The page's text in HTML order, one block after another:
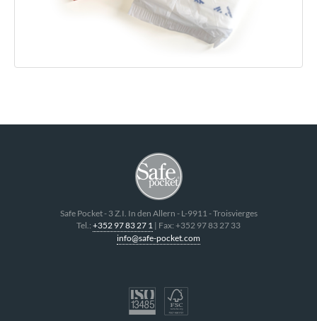
Safe Pocket- 3 Z.I. In den Allern - L-9911-Troisvierges
Tel.: +352 97 83 27 1 | Fax: +352 97 83 27 33
info@safe-pocket.com